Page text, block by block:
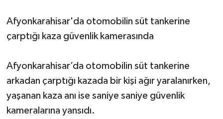
Afyonkarahisar'da otomobilin süt tankerine
çarptığı kaza güvenlik kamerasında
Afyonkarahisar’da otomobilin süt tankerine
arkadan çarptığı kazada bir kişi ağır yaralanırken,
yaşanan kaza anı ise saniye saniye güvenlik
kameralarına yansıdı.